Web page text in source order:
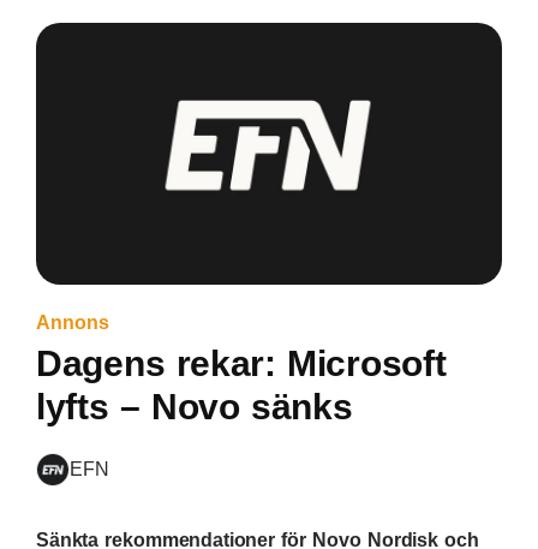
Annons
Dagens rekar: Microsoft
lyfts – Novo sänks
EFN
Sänkta rekommendationer för Novo Nordisk och